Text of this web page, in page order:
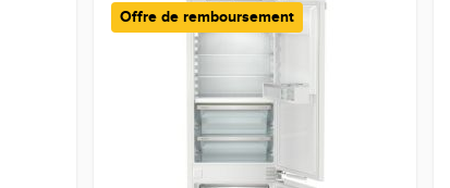
Offre de remboursement